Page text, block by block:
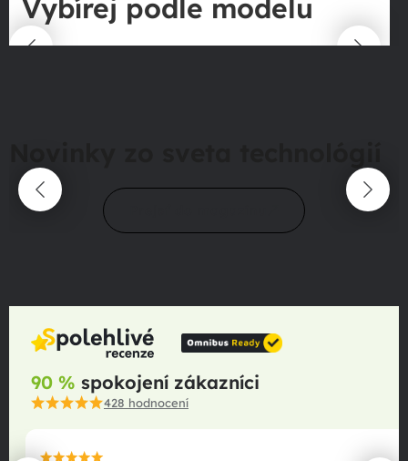
Vybírej podle modelu
90 % spokojení zákazníci
428 hodnocení